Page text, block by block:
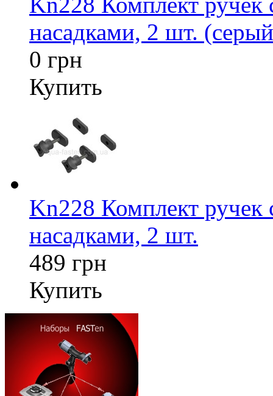
насадками, 2 шт.
0 грн
Купить
Kn228 Комплект
насадками, 2 шт.
489 грн
Купить